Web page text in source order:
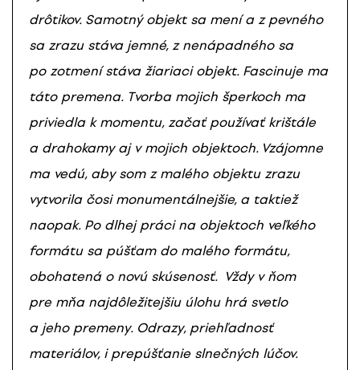
drôtikov. Samotný objekt sa mení a z pevného
sa zrazu stáva jemné, z nenápadného sa
po zotmení stáva žiariaci objekt. Fascinuje ma
táto premena. Tvorba mojich šperkoch ma
priviedla k momentu, začať používať krištále
a drahokamy aj v mojich objektoch. Vzájomne
ma vedú, aby som z malého objektu zrazu
vytvorila čosi monumentálnejšie, a taktiež
naopak. Po dlhej práci na objektoch veľkého
formátu sa púšťam do malého formátu,
obohatená o novú skúsenosť. Vždy v ňom
pre mňa najdôležitejšiu úlohu hrá svetlo
a jeho premeny. Odrazy, priehľadnosť
materiálov, i prepúšťanie slnečných lúčov.